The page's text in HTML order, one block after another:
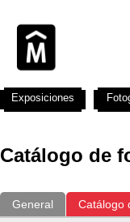
Catálogo de
General Catálogo
Exposiciones